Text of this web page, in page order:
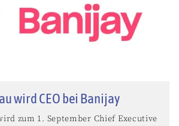
wird CEO bei Banijay
zum 1. September Chief Executive